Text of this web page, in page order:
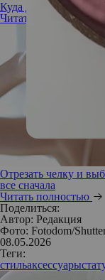
Куда деть руки, когда
Читать полностью
Отрезать челку и
все сначала
Читать полностью
Поделиться:
Автор: Редакция
Фото: Fotodom/
08.05.2026
Теги:
стильаксессуары